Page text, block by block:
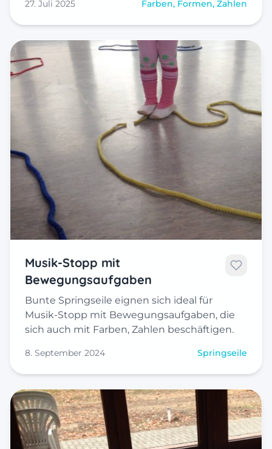
27. Juli 2025 Farben, Formen, Zahlen
Musik-Stopp mit
Bewegungsaufgaben
Bunte Springseile eignen sich ideal für
Musik-Stopp mit Bewegungsaufgaben, die
sich auch mit Farben, Zahlen beschäftigen.
8. September 2024 Springseile